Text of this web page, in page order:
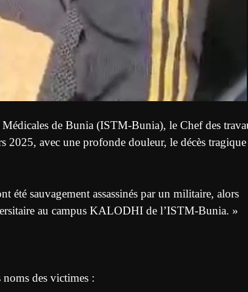
de Bunia (ISTM-Bunia), le Chef des
2025, avec une profonde douleur, le décès
été sauvagement assassinés par un militaire, alors
au campus KALODHI de l’ISTM-Bunia. »
noms des victimes :